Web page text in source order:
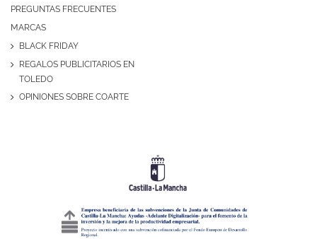
PREGUNTAS FRECUENTES
MARCAS
BLACK FRIDAY
REGALOS PUBLICITARIOS EN
TOLEDO
OPINIONES SOBRE COARTE